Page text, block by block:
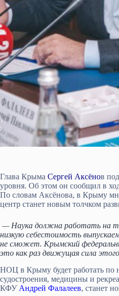
Глава Крыма Сергей Аксёнов
уровня. Об этом он сообщил в
По словам Аксёнова, в Крыму
центр станет новым толчком
— Наука должна работать на
низкую себестоимость
не сможет. Крымский
это как раз движущая сила
НОЦ в Крыму будет работать по
судостроения, медицины и
КФУ Андрей Фалалеев, станет